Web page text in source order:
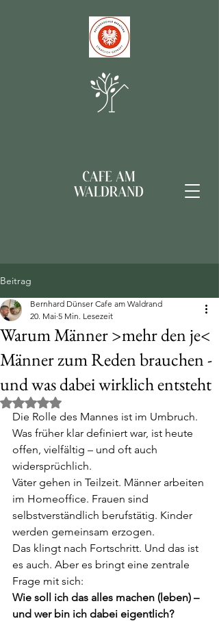
Beitrag
Warum Männer >mehr den je<
Männer zum Reden brauchen -
und was dabei wirklich entsteht
Bernhard Dünser Cafe am Waldrand
20. Mai 5 Min. Lesezeit
Mit NaN von 5 Sternen bewertet.
Die Rolle des Mannes ist im Umbruch.
Was früher klar definiert war, ist heute
offen, vielfältig – und oft auch
widersprüchlich.
Väter gehen in Teilzeit. Männer arbeiten
im Homeoffice. Frauen sind
selbstverständlich berufstätig. Kinder
werden gemeinsam erzogen.
Das klingt nach Fortschritt. Und das ist
es auch. Aber es bringt eine zentrale
Frage mit sich:
Wie soll ich das alles machen (leben) –
und wer bin ich dabei eigentlich?